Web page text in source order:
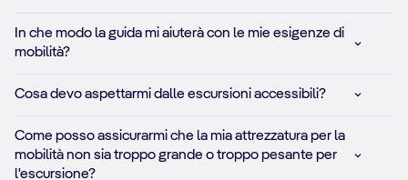
In che modo la guida mi aiuterà con le mie esigenze di
mobilità?
Cosa devo aspettarmi dalle escursioni accessibili?
Come posso assicurarmi che la mia attrezzatura per la
mobilità non sia troppo grande o troppo pesante per
l'escursione?